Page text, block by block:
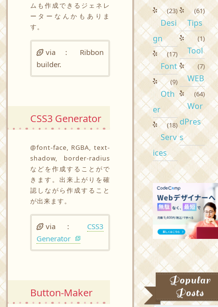
ムも作成できるジェネレ
ーターなんかもありま
す。
via : Ribbon
builder.
CSS3 Generator
@font-face, RGBA, text-
shadow, border-radius
などを作成することがで
きます。出来上がりを確
認しながら作成すること
が出来ます。
via :
CSS3
Generator
Button-Maker
Desi
gn
(23)
Font
(17)
Oth
er
(9)
Serv
ices
(18)
Tips
(61)
Tool
(1)
WEB
(7)
Wor
dPres
s
(64)
Popular
Posts